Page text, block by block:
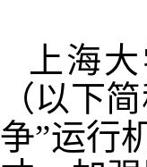
上海
（以下
争”运行